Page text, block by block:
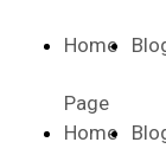
Home
Page
Home